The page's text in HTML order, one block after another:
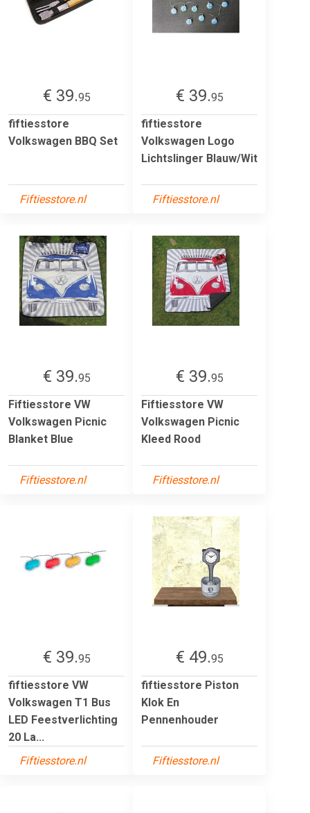
€ 39.95
fiftiesstore
Volkswagen BBQ Set
Fiftiesstore.nl
€ 39.95
fiftiesstore
Volkswagen Logo
Lichtslinger Blauw/Wit
Fiftiesstore.nl
€ 39.95
Fiftiesstore VW
Volkswagen Picnic
Blanket Blue
Fiftiesstore.nl
€ 39.95
Fiftiesstore VW
Volkswagen Picnic
Kleed Rood
Fiftiesstore.nl
€ 39.95
fiftiesstore VW
Volkswagen T1 Bus
LED Feestverlichting
20 La...
Fiftiesstore.nl
€ 49.95
fiftiesstore Piston
Klok En
Pennenhouder
Fiftiesstore.nl